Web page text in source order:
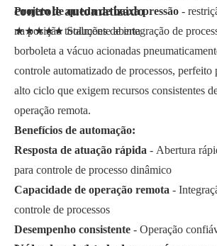
Projeto de queda de baixa pressão -
na posição totalmente aberta
controle automatizado
★★★★★ Soluções de integração de
borboleta a vácuo acionadas
controle automatizado de processos, perfeito
alto ciclo que exigem recursos consistentes
operação remota.
Benefícios de automação:
Resposta de atuação rápida - Abertura
para controle de processo dinâmico
Capacidade de operação remota -
controle de processos
Desempenho consistente - Operação